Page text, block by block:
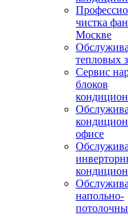
чистка
Москве
тепловых
Сервис
блоков
офисе
напольно-